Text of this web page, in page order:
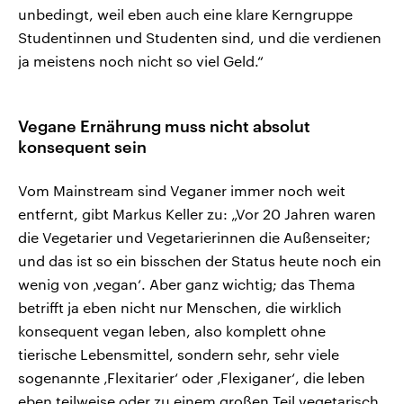
unbedingt, weil eben auch eine klare Kerngruppe
Studentinnen und Studenten sind, und die verdienen
ja meistens noch nicht so viel Geld.“
Vegane Ernährung muss nicht absolut
konsequent sein
Vom Mainstream sind Veganer immer noch weit
entfernt, gibt Markus Keller zu: „Vor 20 Jahren waren
die Vegetarier und Vegetarierinnen die Außenseiter;
und das ist so ein bisschen der Status heute noch ein
wenig von ‚vegan‘. Aber ganz wichtig; das Thema
betrifft ja eben nicht nur Menschen, die wirklich
konsequent vegan leben, also komplett ohne
tierische Lebensmittel, sondern sehr, sehr viele
sogenannte ‚Flexitarier‘ oder ‚Flexiganer‘, die leben